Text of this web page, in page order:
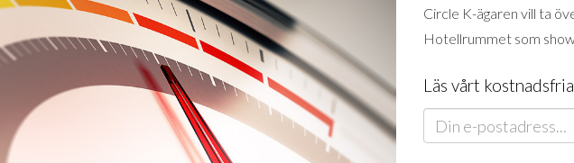
Circle K-ägaren vill ta
Hotellrummet som
Läs vårt